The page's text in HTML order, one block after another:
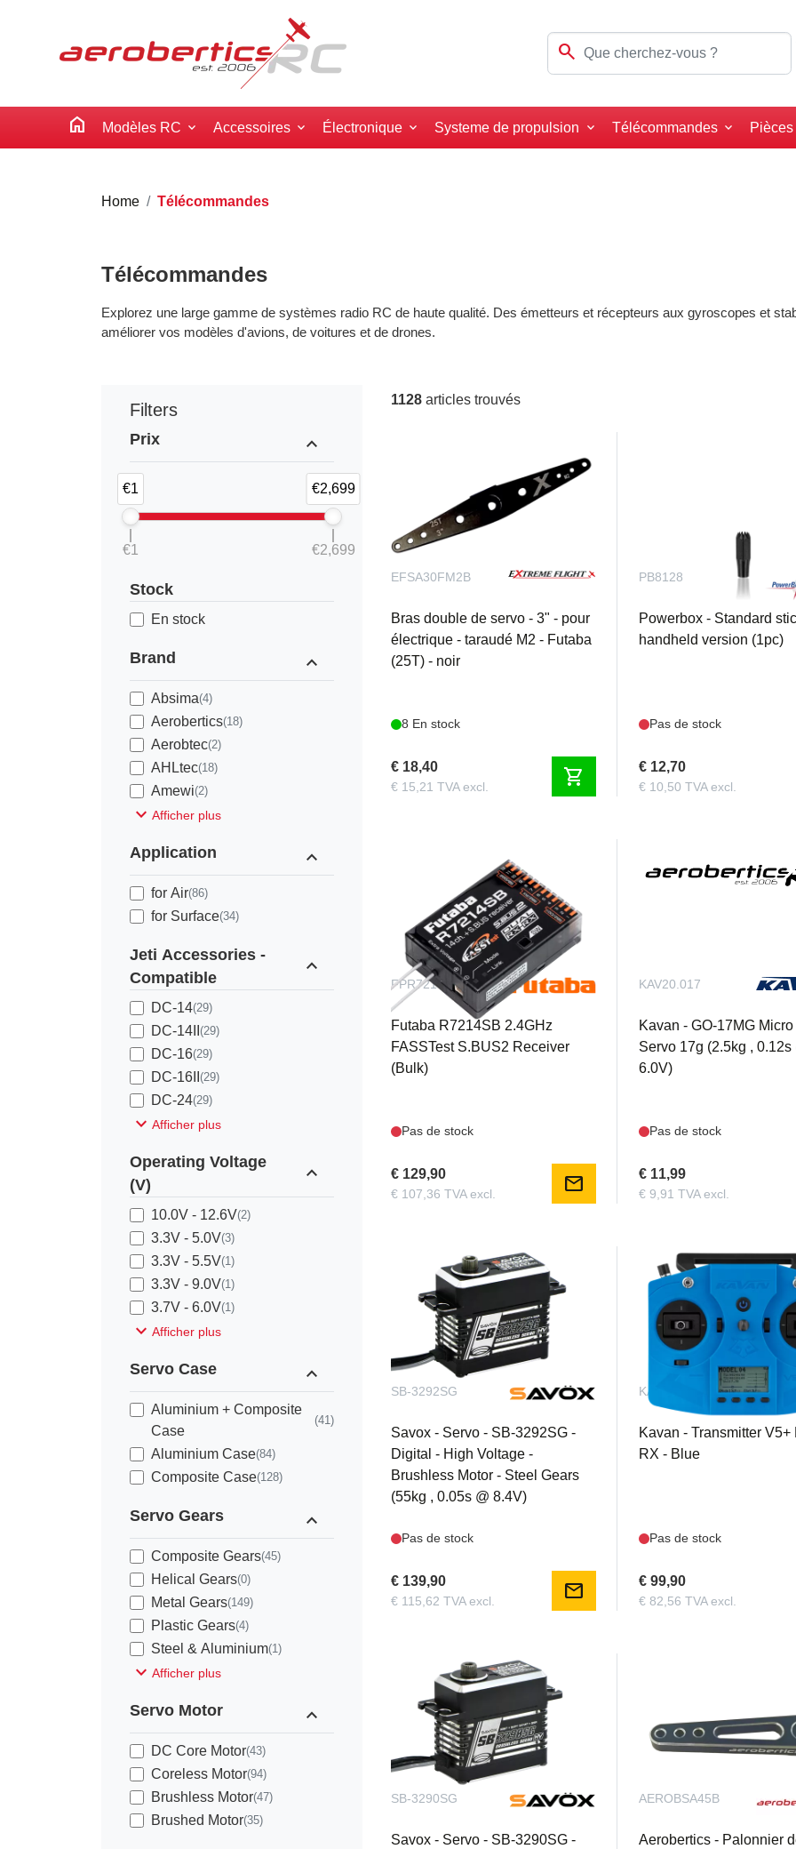
search
home Modèles RC Accessoires Électronique Systeme de propulsion Télécommandes
Home Télécommandes
Télécommandes
Explorez une large gamme de systèmes radio RC de haute qualité. Des émetteurs et récepteurs aux gyroscopes et
améliorer vos modèles d'avions, de voitures et de drones.
Filters
Prix expand_less
€1 €2,699
€1 €2,699
Stock
En stock
Brand expand_less
Absima(4)
Aerobertics(18)
Aerobtec(2)
AHLtec(18)
Amewi(2)
expand_more Afficher plus
Application expand_less
for Air(86)
for Surface(34)
Jeti Accessories -
Compatible
expand_less
DC-14(29)
DC-14II (29)
DC-16(29)
DC-16II (29)
DC-24(29)
expand_more Afficher plus
Operating Voltage
(V)
expand_less
10.0V - 12.6V(2)
3.3V - 5.0V(3)
3.3V - 5.5V(1)
3.3V - 9.0V(1)
3.7V - 6.0V(1)
expand_more Afficher plus
Servo Case expand_less
Aluminium + Composite
Case
(41)
Aluminium Case(84)
Composite Case(128)
Servo Gears expand_less
Composite Gears(45)
Helical Gears(0)
Metal Gears(149)
Plastic Gears(4)
Steel & Aluminium(1)
expand_more Afficher plus
Servo Motor expand_less
DC Core Motor(43)
Coreless Motor(94)
Brushless Motor(47)
Brushed Motor(35)
1128 articles trouvés
EFSA30FM2B
Bras double de servo - 3" - pour
électrique - taraudé M2 - Futaba
(25T) - noir
8 En stock
€ 18,40
€ 15,21 TVA excl. shopping_cart
PB8128
Powerbox - Standard
handheld version (1pc)
Pas de stock
€ 12,70
€ 10,50 TVA excl.
FPR7214SBBULK
Futaba R7214SB 2.4GHz
FASSTest S.BUS2 Receiver
(Bulk)
Pas de stock
€ 129,90
€ 107,36 TVA excl. mail
KAV20.017
Kavan - GO-17MG
Servo 17g (2.5kg , 0.12s
6.0V)
Pas de stock
€ 11,99
€ 9,91 TVA excl.
SB-3292SG
Savox - Servo - SB-3292SG -
Digital - High Voltage -
Brushless Motor - Steel Gears
(55kg , 0.05s @ 8.4V)
Pas de stock
€ 139,90
€ 115,62 TVA excl. mail
KAV16.1009
Kavan - Transmitter V5+
RX - Blue
Pas de stock
€ 99,90
€ 82,56 TVA excl.
SB-3290SG
Savox - Servo - SB-3290SG -
AEROBSA45B
Aerobertics - Palonnier